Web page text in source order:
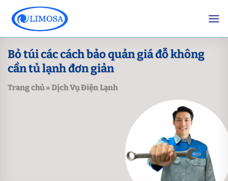
content
Bỏ túi các cách bảo quản giá đỗ không
cần tủ lạnh đơn giản
Trang chủ»Dịch Vụ Điện Lạnh